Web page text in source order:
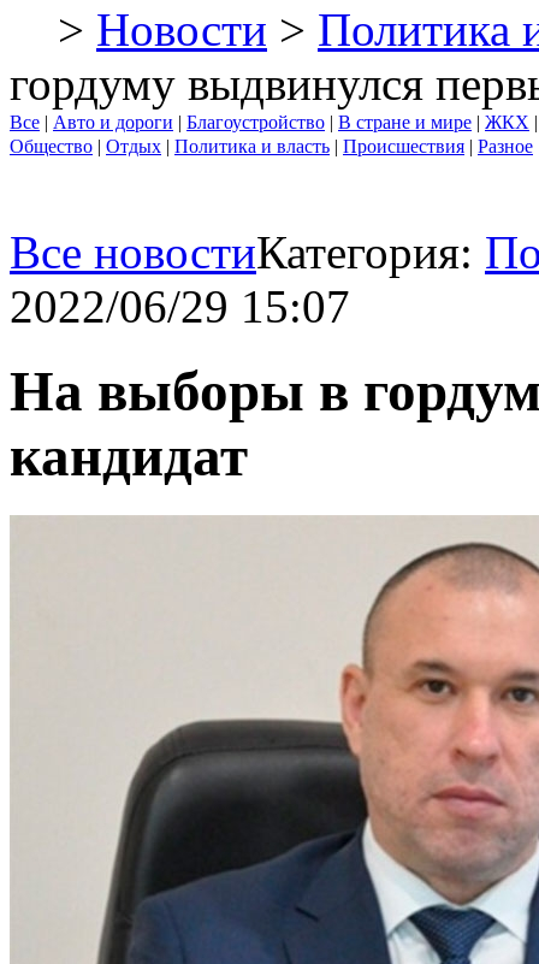
> Новости > Политика
гордуму выдвинулся
Все | Авто и дороги | Благоустройство | В стране и мире | ЖКХ
Общество | Отдых | Политика и власть | Происшествия | Разное
Все новостиКатегория:
2022/06/29 15:07
На выборы в
кандидат